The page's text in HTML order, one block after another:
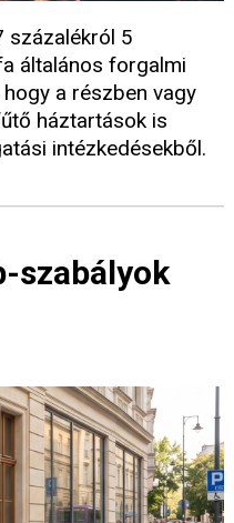
százalékról 5
általános forgalmi
a részben vagy
háztartások is
intézkedésekből.
szabályok